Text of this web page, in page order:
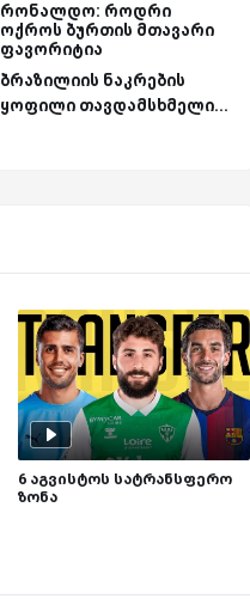
რონალდო: როდრი
ოქროს ბურთის მთავარი
ფავორიტია
ბრაზილიის ნაკრების
ყოფილი თავდამსხმელი...
6 აგვისტოს სატრანსფერო
ზონა